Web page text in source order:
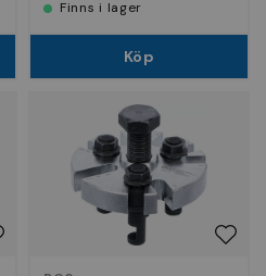
Finns i lager
Köp